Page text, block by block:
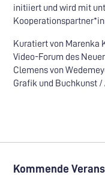
initiiert und wird mit
Kuratiert von Marenka
Video-Forum des
Clemens von
Grafik und Buchkunst /
Kommende